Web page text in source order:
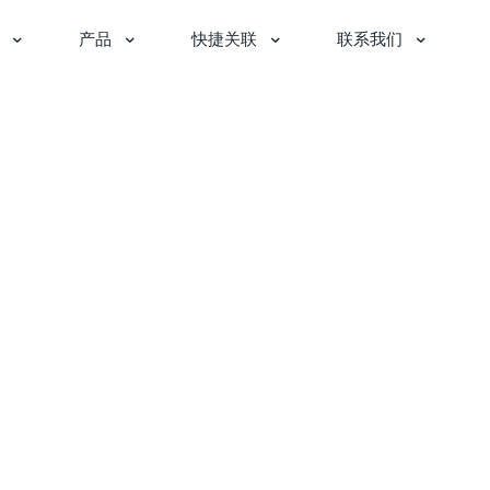
产品 快捷关联 联系我们